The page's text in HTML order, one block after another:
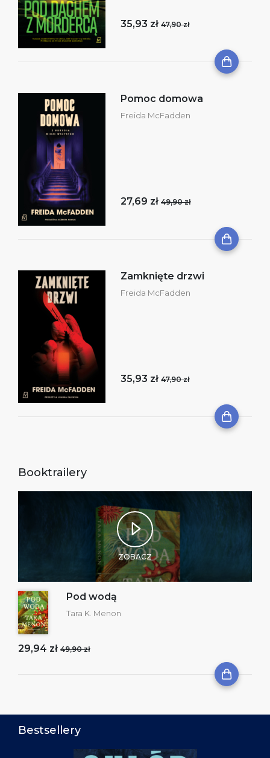
35,93 zł 47,90 zł
Pomoc domowa
Freida McFadden
27,69 zł 49,90 zł
Zamknięte drzwi
Freida McFadden
35,93 zł 47,90 zł
Booktrailery
ZOBACZ
Pod wodą
Tara K. Menon
29,94 zł 49,90 zł
Bestsellery